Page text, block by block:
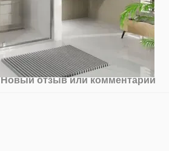
Новый отзыв или комментарий